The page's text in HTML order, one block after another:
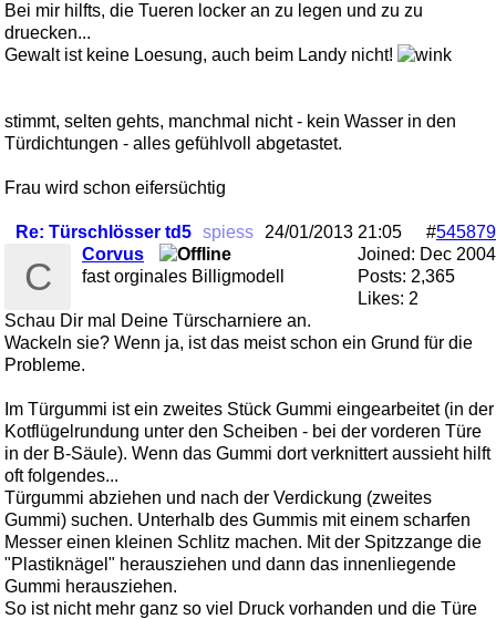
Bei mir hilfts, die Tueren locker an zu legen und zu zu
druecken...
Gewalt ist keine Loesung, auch beim Landy nicht!
stimmt, selten gehts, manchmal nicht - kein Wasser in den
Türdichtungen - alles gefühlvoll abgetastet.
Frau wird schon eifersüchtig
Re: Türschlösser td5 spiess #545879
24/01/2013 21:05
Joined: Dec 2004
Posts: 2,365
Likes: 2
C
Corvus
fast orginales Billigmodell
Schau Dir mal Deine Türscharniere an.
Wackeln sie? Wenn ja, ist das meist schon ein Grund für die
Probleme.
Im Türgummi ist ein zweites Stück Gummi eingearbeitet (in der
Kotflügelrundung unter den Scheiben - bei der vorderen Türe
in der B-Säule). Wenn das Gummi dort verknittert aussieht hilft
oft folgendes...
Türgummi abziehen und nach der Verdickung (zweites
Gummi) suchen. Unterhalb des Gummis mit einem scharfen
Messer einen kleinen Schlitz machen. Mit der Spitzzange die
"Plastiknägel" herausziehen und dann das innenliegende
Gummi herausziehen.
So ist nicht mehr ganz so viel Druck vorhanden und die Türe